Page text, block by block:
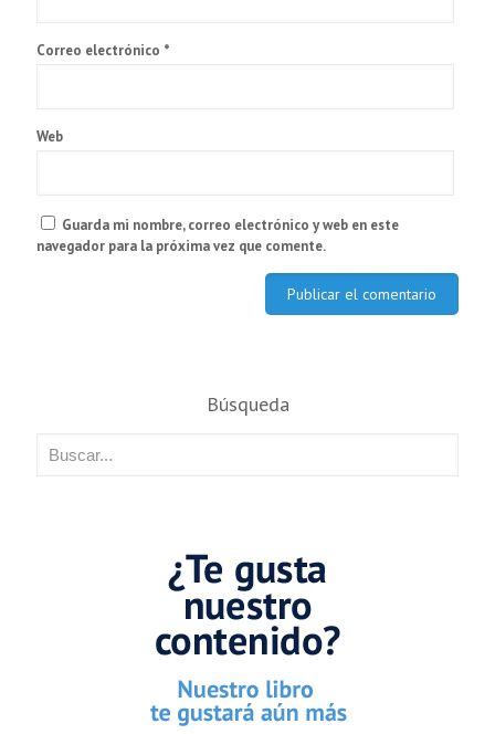
Correo electrónico *
Web
Guarda mi nombre, correo electrónico y web en este
navegador para la próxima vez que comente.
Búsqueda